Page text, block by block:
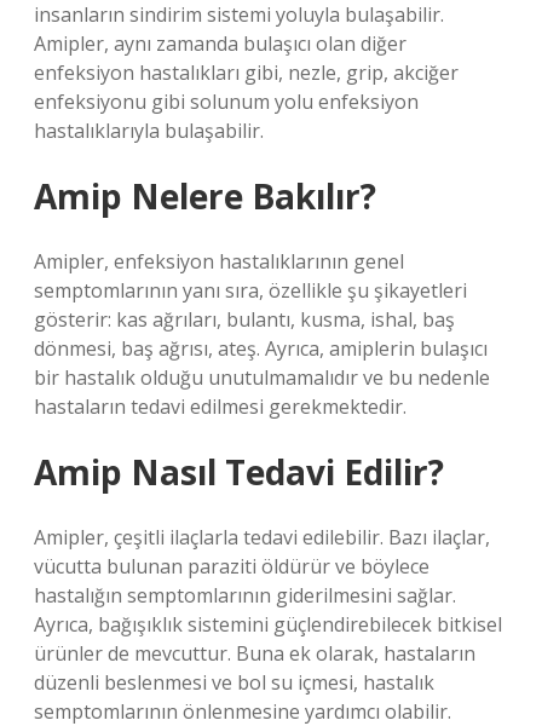
insanların sindirim sistemi yoluyla bulaşabilir.
Amipler, aynı zamanda bulaşıcı olan diğer
enfeksiyon hastalıkları gibi, nezle, grip, akciğer
enfeksiyonu gibi solunum yolu enfeksiyon
hastalıklarıyla bulaşabilir.
Amip Nelere Bakılır?
Amipler, enfeksiyon hastalıklarının genel
semptomlarının yanı sıra, özellikle şu şikayetleri
gösterir: kas ağrıları, bulantı, kusma, ishal, baş
dönmesi, baş ağrısı, ateş. Ayrıca, amiplerin bulaşıcı
bir hastalık olduğu unutulmamalıdır ve bu nedenle
hastaların tedavi edilmesi gerekmektedir.
Amip Nasıl Tedavi Edilir?
Amipler, çeşitli ilaçlarla tedavi edilebilir. Bazı ilaçlar,
vücutta bulunan paraziti öldürür ve böylece
hastalığın semptomlarının giderilmesini sağlar.
Ayrıca, bağışıklık sistemini güçlendirebilecek bitkisel
ürünler de mevcuttur. Buna ek olarak, hastaların
düzenli beslenmesi ve bol su içmesi, hastalık
semptomlarının önlenmesine yardımcı olabilir.